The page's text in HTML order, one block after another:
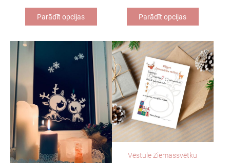
Parādīt opcijas Parādīt opcijas
Vēstule Ziemassvētku